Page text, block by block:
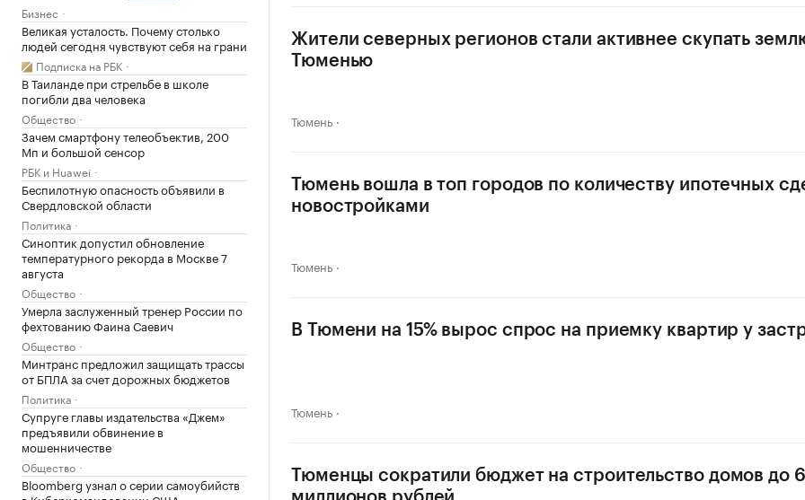
Бизнес
Великая усталость. Почему столько
людей сегодня чувствуют себя на грани
Подписка на РБК
В Таиланде при стрельбе в школе
погибли два человека
Общество
Зачем смартфону телеобъектив, 200
Мп и большой сенсор
РБК и Huawei
Беспилотную опасность объявили в
Свердловской области
Политика
Синоптик допустил обновление
температурного рекорда в Москве 7
августа
Общество
Умерла заслуженный тренер России по
фехтованию Фаина Саевич
Общество
Минтранс предложил защищать трассы
от БПЛА за счет дорожных бюджетов
Политика
Супруге главы издательства «Джем»
предъявили обвинение в
мошенничестве
Общество
Bloomberg узнал о серии самоубийств
Жители северных регионов стали активнее скупать
Тюменью
Тюмень
Тюмень вошла в топ городов по количеству ипотечных
новостройками
Тюмень
В Тюмени на 15% вырос спрос на приемку квартир у
Тюмень
Тюменцы сократили бюджет на строительство домов до 6